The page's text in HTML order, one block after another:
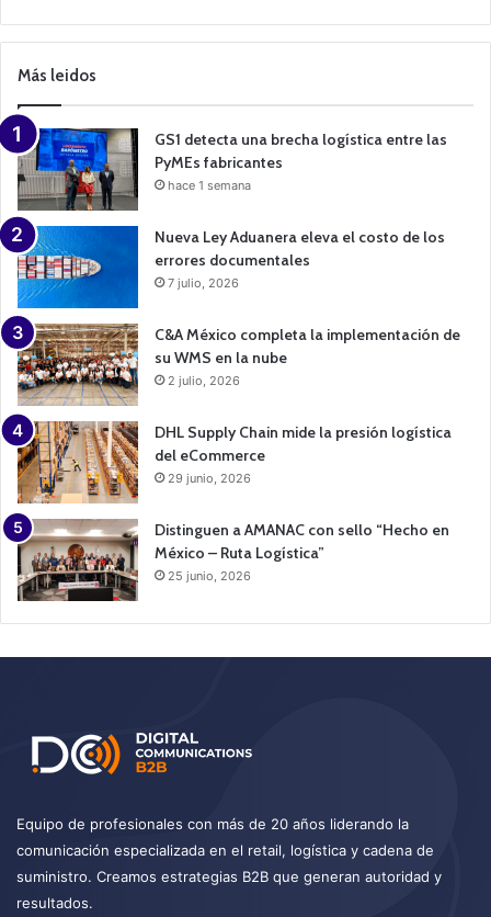
a
m
a
n
Más leidos
GS1 detecta una brecha logística entre las
PyMEs fabricantes
hace 1 semana
Nueva Ley Aduanera eleva el costo de los
errores documentales
7 julio, 2026
C&A México completa la implementación de
su WMS en la nube
2 julio, 2026
DHL Supply Chain mide la presión logística
del eCommerce
29 junio, 2026
Distinguen a AMANAC con sello “Hecho en
México – Ruta Logística”
25 junio, 2026
Equipo de profesionales con más de 20 años liderando la
comunicación especializada en el retail, logística y cadena de
suministro. Creamos estrategias B2B que generan autoridad y
resultados.